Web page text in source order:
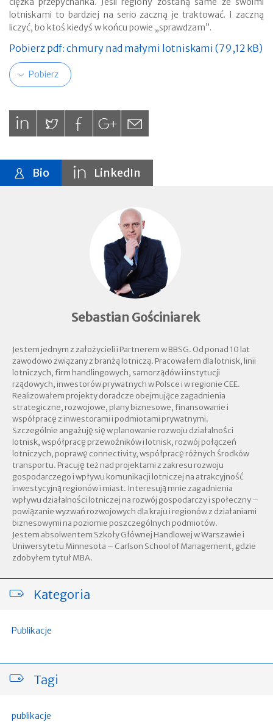
lotniskami to bardziej na serio zaczną je traktować. I zaczną
liczyć, bo ktoś kiedyś w końcu powie „sprawdzam”.
Pobierz pdf: chmury nad małymi lotniskami (79,12 kB)
Pobierz
Bio LinkedIn
Sebastian Gościniarek
Jestem jednym z założycieli i Partnerem w BBSG. Od ponad 10 lat
zawodowo związany z branżą lotniczą. Pracowałem dla lotnisk, linii
lotniczych, firm handlingowych, samorządów i instytucji
rządowych, inwestorów prywatnych w Polsce i w regionie CEE.
Realizowałem projekty doradcze obejmujące zagadnienia
strategiczne, rozwojowe, plany biznesowe, finansowanie i
współpracę z inwestorami i podmiotami prywatnymi.
Szczególnie angażuję się w planowanie rozwoju działalności
lotnisk, współpracę przewoźników i lotnisk, rozwój połączeń
lotniczych, poprawę connectivity, współpracę różnych środków
transportu. Pracuję też nad projektami z zakresu rozwoju
gospodarczego i wpływu komunikacji lotniczej na atrakcyjność
inwestycyjną regionów i miast. Interesują mnie zagadnienia
wpływu działalności lotniczej na rozwój gospodarczy i społeczny –
powiązanie wyzwań rozwojowych dla kraju i regionów z działaniami
biznesowymi na poziomie poszczególnych podmiotów.
Jestem absolwentem Szkoły Głównej Handlowej w Warszawie i
Uniwersytetu Minnesota – Carlson School of Management, gdzie
zdobyłem tytuł MBA.
Kategoria
Publikacje
Tagi
publikacje